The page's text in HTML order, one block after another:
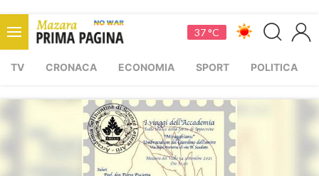
37 °C
TV CRONACA ECONOMIA SPORT POLITICA